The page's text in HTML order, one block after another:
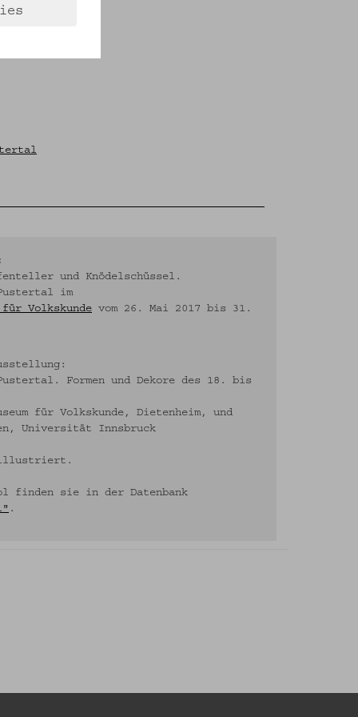
und Knödelschüssel.
im
für Volkskunde vom 26. Mai 2017 bis 31.
Formen und Dekore des 18. bis
für Volkskunde, Dietenheim, und
Universität Innsbruck
illustriert.
finden sie in der Datenbank
.